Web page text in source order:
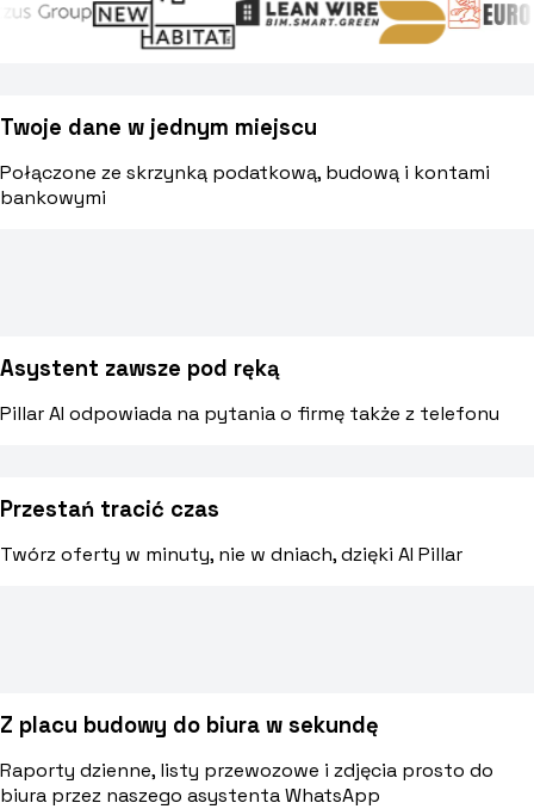
Blog
Norme, cassa e cantiere spiegati facile
Webinar
Conversazioni dal vivo e on-demand con il team di Pillar
Twoje dane w jednym miejscu
Połączone ze skrzynką podatkową, budową i kontami
bankowymi
Asystent zawsze pod ręką
Pillar AI odpowiada na pytania o firmę także z telefonu
Przestań tracić czas
Twórz oferty w minuty, nie w dniach, dzięki AI Pillar
Z placu budowy do biura w sekundę
Raporty dzienne, listy przewozowe i zdjęcia prosto do
biura przez naszego asystenta WhatsApp